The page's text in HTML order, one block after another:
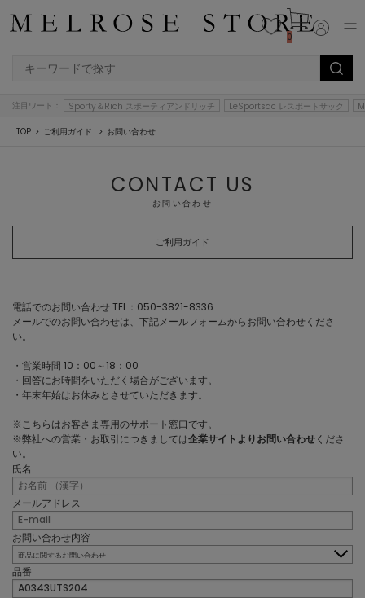
0
注目ワード： Sporty＆Rich スポーティアンドリッチ LeSportsac レスポートサック
TOP ご利用ガイド お問い合わせ
CONTACT US
お問い合わせ
ご利用ガイド
電話でのお問い合わせ TEL：050-3821-8336
メールでのお問い合わせは、下記メールフォームからお問い合わせくださ
い。
・営業時間 10：00～18：00
・回答にお時間をいただく場合がございます。
・年末年始はお休みとさせていただきます。
※こちらはお客さま専用のサポート窓口です。
※弊社への営業・お取引につきましては企業サイトよりお問い合わせくださ
い。
氏名
メールアドレス
お問い合わせ内容
品番